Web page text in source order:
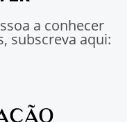
a conhecer
subscreva aqui: